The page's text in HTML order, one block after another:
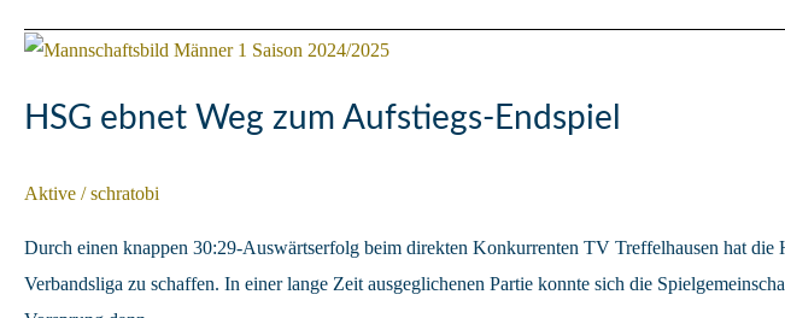
in
zweiten
HSG ebnet Weg zum Aufstiegs-Endspiel
Aktive /schratobi
Durch einen knappen 30:29-Auswärtserfolg beim direkten Konkurrenten TV Treffelhausen hat
Verbandsliga zu schaffen. In einer lange Zeit ausgeglichenen Partie konnte sich die